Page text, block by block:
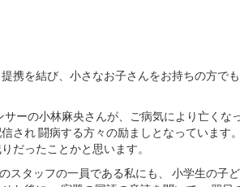
携を結び、小さなお子さんをお持ちの方で
ーの小林麻央さんが、ご病気により亡くな
され 闘病する方々の励ましとなっています
だったことかと思います。
スタッフの一員である私にも、 小学生の子